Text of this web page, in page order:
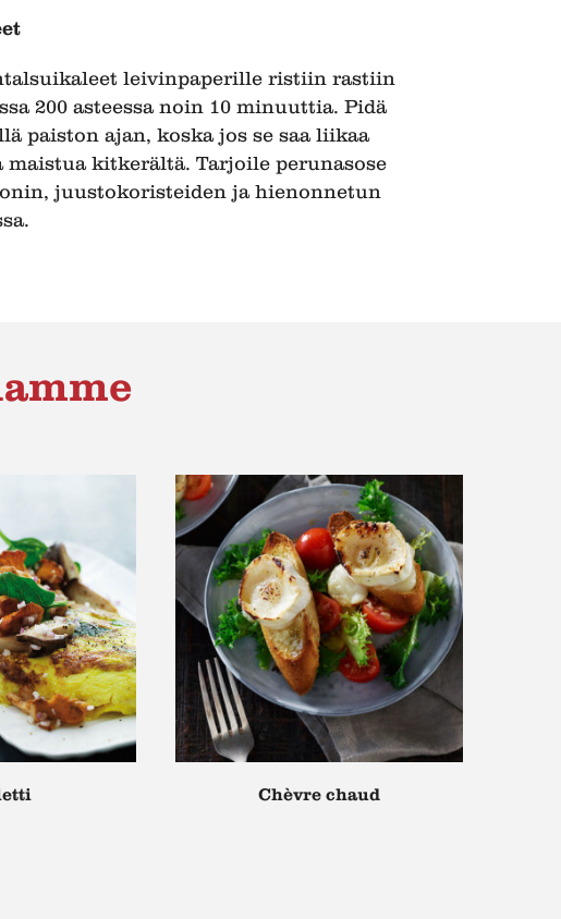
leivinpaperille ristiin rastiin
200 asteessa noin 10 minuuttia. Pidä
paiston ajan, koska jos se saa liikaa
maistua kitkerältä. Tarjoile perunasose
juustokoristeiden ja hienonnetun
Chèvre chaud